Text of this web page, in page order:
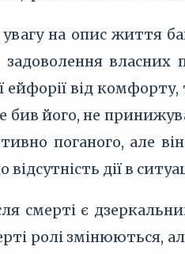
увагу на опис життя
задоволення
ейфорії від
бив його, не
поганого, але
дії в
смерті є
ролі змінюються,